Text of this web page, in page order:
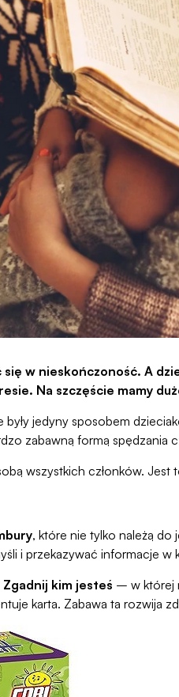
w nieskończoność. A
Na szczęście mamy
jedyny sposobem
zabawną formą spędzania
wszystkich członków. Jest
, które nie tylko należą
i przekazywać informacje w
Zgadnij kim jesteś – w której
karta. Zabawa ta rozwija